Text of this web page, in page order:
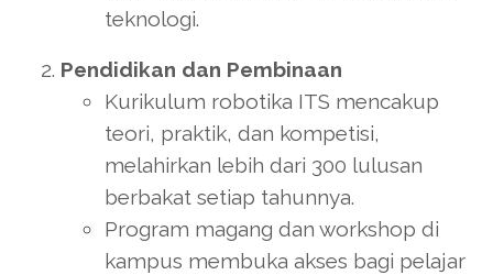
teknologi.
Pendidikan dan Pembinaan
Kurikulum robotika ITS mencakup
teori, praktik, dan kompetisi,
melahirkan lebih dari 300 lulusan
berbakat setiap tahunnya.
Program magang dan workshop di
kampus membuka akses bagi pelajar